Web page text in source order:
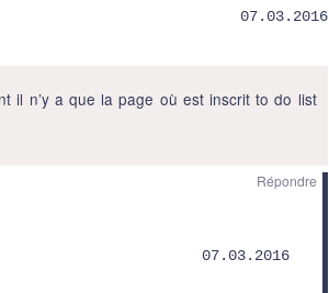
07.03.2016
il n’y a que la page où est inscrit to do list
Répondre
07.03.2016